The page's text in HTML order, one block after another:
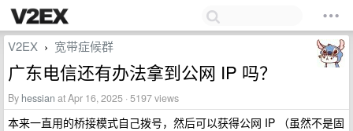
V2EX › 宽带症候群
广东电信还有办法拿到公网 IP 吗？
By hessian at Apr 16, 2025 · 5197 views
本来一直用的桥接模式自己拨号，然后可以获得公网 IP （虽然不是固